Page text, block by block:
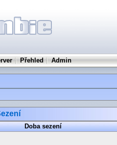
Přehled Admin
Doba sezení